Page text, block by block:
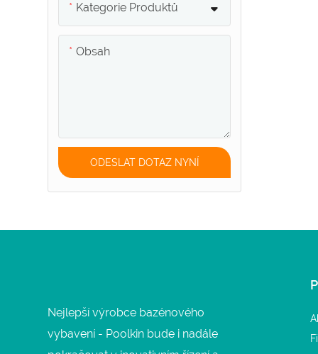
Kategorie Produktů
Obsah
ODESLAT DOTAZ NYNÍ
Nejlepší výrobce bazénového
vybavení - Poolkin bude i nadále